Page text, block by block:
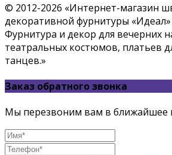
© 2012-2026 «Интернет-магазин
декоративной фурнитуры «Идеал»
Фурнитура и декор для вечерних
театральных костюмов, платьев
танцев.»
Заказ обратного звонка
Мы перезвоним вам в ближайшее